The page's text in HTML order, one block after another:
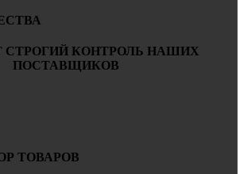
СТРОГИЙ КОНТРОЛЬ НАШИХ
ПОСТАВЩИКОВ
ТОВАРОВ